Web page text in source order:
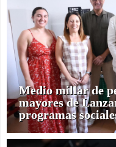
Medio millar de
mayores de
programas